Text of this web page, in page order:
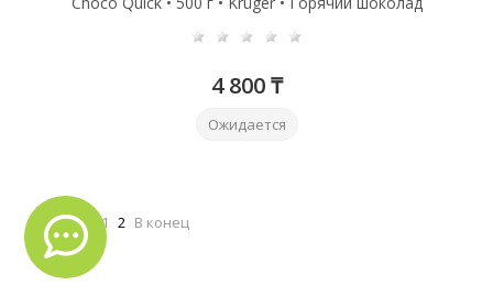
4 800 ₸
Ожидается
В начало 1 2 В конец